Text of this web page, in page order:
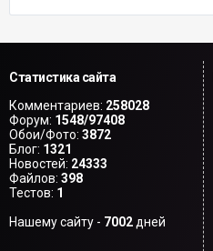
Статистика сайта
Комментариев: 258028
Форум: 1548/97408
Обои/Фото: 3872
Блог: 1321
Новостей: 24333
Файлов: 398
Тестов: 1
Нашему сайту - 7002 дней